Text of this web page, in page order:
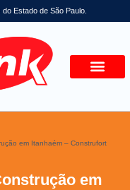
Estado de São Paulo.
em Itanhaém – Construfort
em